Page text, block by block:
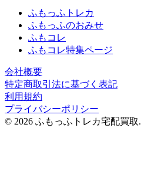
ふもっふトレカ
ふもっふのおみせ
ふもコレ
ふもコレ特集ページ
会社概要
特定商取引法に基づく表記
利用規約
プライバシーポリシー
© 2026 ふもっふトレカ宅配買取.